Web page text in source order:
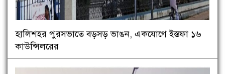
হালিশহর পুরসভাতে বড়সড় ভাঙন, একযোগে ইস্তফা ১৬
কাউন্সিলরের